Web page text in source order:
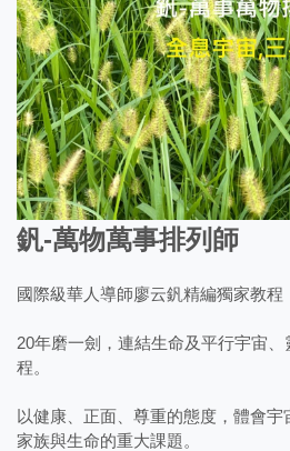
釩-萬物萬事排列師
國際級華人導師廖云釩精編獨家教程
20年磨一劍，連結生命及平行宇宙
程。
以健康、正面、尊重的態度，體會
家族與生命的重大課題。